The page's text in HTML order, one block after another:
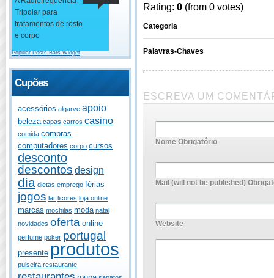
Tripolar para
tratamentos de rosto
e corpo
Popular Posts Bars Widget
Cupões
acessórios algarve apoio
beleza capas carros casino
comida compras
computadores corpo cursos
desconto
descontos design
dia dietas emprego férias
jogos lar licores loja online
marcas mochilas moda natal
novidades oferta online
perfume poker portugal
presente produtos
pulseira restaurante
Rating: 0 (from 0 votes)
Categoria
Palavras-Chaves
ESCREVA UM
Nome Obrigatório
Mail (will not be published)
Website